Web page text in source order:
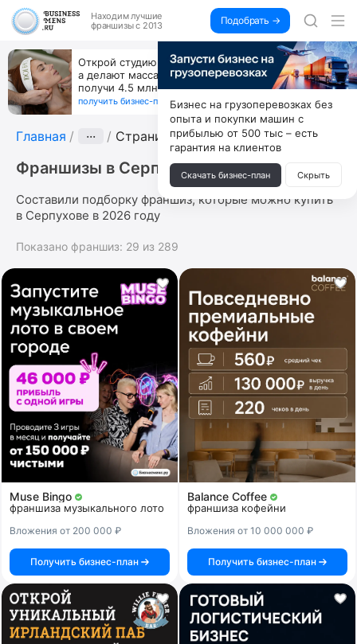
Находим лучшие
франшизы с 2013
Подобрать →
Открой студию, где не колют и не режут,
а делают массаж лица руками и в первый же год
получи 4.5 млн
получить бизнес-план ↓
Главная ··· Страница 9
Франшизы в Серпухове
Составили подборку франшиз, которые можно купить
в Серпухове в 2026 году
Показано франшиз: 29 из 289
Muse Bingo
франшиза музыкального лото
Вложения от 200 000 ₽
Получить бизнес-план
Balance Coffee
франшиза кофейни
Вложения от 10 000 000 ₽
Получить бизнес-план
Бизнес на грузоперевозках без
опыта и покупки машин с
прибылью от 500 тыс – есть
гарантия на клиентов
Скачать бизнес-план Скрыть